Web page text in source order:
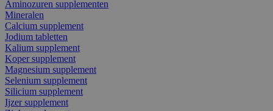
Aminozuren supplementen
Mineralen
Calcium supplement
Jodium tabletten
Kalium supplement
Koper supplement
Magnesium supplement
Selenium supplement
Silicium supplement
Ijzer supplement